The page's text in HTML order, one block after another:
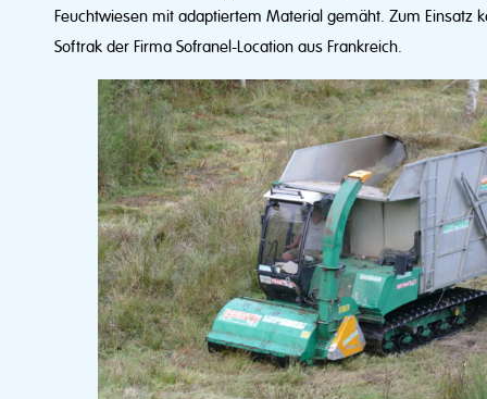
Feuchtwiesen mit adaptiertem Material gemäht. Zum Einsatz
Softrak der Firma Sofranel-Location aus Frankreich.